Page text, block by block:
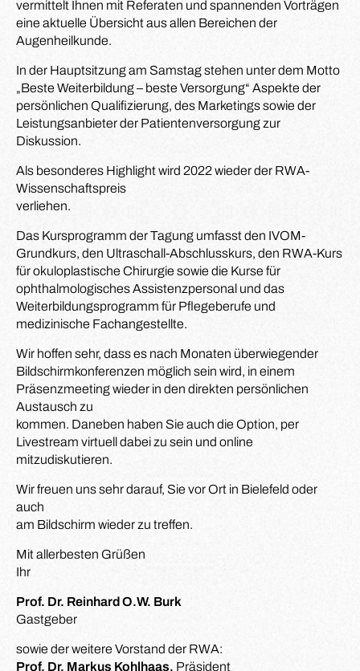
vermittelt Ihnen mit Referaten und spannenden Vorträgen
eine aktuelle Übersicht aus allen Bereichen der
Augenheilkunde.
In der Hauptsitzung am Samstag stehen unter dem Motto
„Beste Weiterbildung – beste Versorgung“ Aspekte der
persönlichen Qualifizierung, des Marketings sowie der
Leistungsanbieter der Patientenversorgung zur
Diskussion.
Als besonderes Highlight wird 2022 wieder der RWA-
Wissenschaftspreis
verliehen.
Das Kursprogramm der Tagung umfasst den IVOM-
Grundkurs, den Ultraschall-Abschlusskurs, den RWA-Kurs
für okuloplastische Chirurgie sowie die Kurse für
ophthalmologisches Assistenzpersonal und das
Weiterbildungsprogramm für Pflegeberufe und
medizinische Fachangestellte.
Wir hoffen sehr, dass es nach Monaten überwiegender
Bildschirmkonferenzen möglich sein wird, in einem
Präsenzmeeting wieder in den direkten persönlichen
Austausch zu
kommen. Daneben haben Sie auch die Option, per
Livestream virtuell dabei zu sein und online
mitzudiskutieren.
Wir freuen uns sehr darauf, Sie vor Ort in Bielefeld oder
auch
am Bildschirm wieder zu treffen.
Mit allerbesten Grüßen
Ihr
Prof. Dr. Reinhard O.W. Burk
Gastgeber
sowie der weitere Vorstand der RWA:
Prof. Dr. Markus Kohlhaas, Präsident